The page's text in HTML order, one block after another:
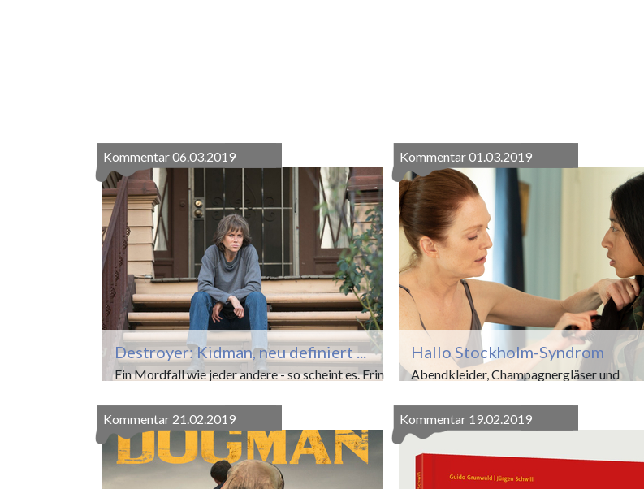
Kommentar06.03.2019
Destroyer: Kidman, neu definiert ...
Ein Mordfall wie jeder andere - so scheint es. Erin
Los Angeles wird schnell eines Besseren
belehrt:...
Weiterlesen
Kommentar01.03.2019
Hallo Stockholm-Syndrom
Abendkleider, Champagnergläser und
gibt im Rahmen eines Empfangs in
für den japanischen...
Kommentar 21.02.2019 Kommentar 19.02.2019